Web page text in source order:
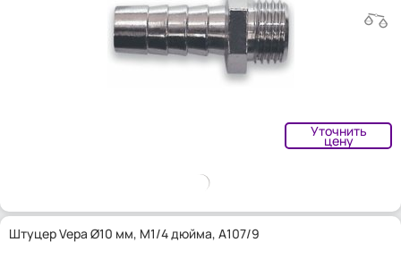
Уточнить
цену
Штуцер Vepa Ø10 мм, M1/4 дюйма, A107/9